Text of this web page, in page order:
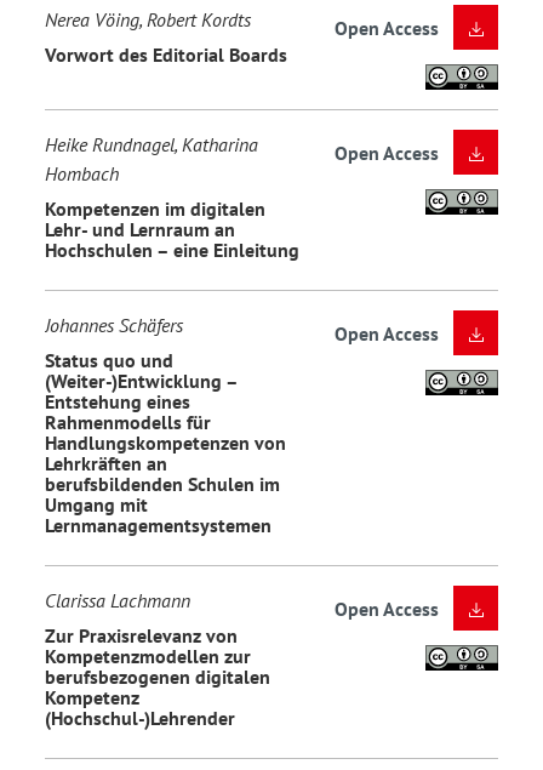
Nerea Vöing, Robert Kordts
Vorwort des Editorial Boards
Open Access
Heike Rundnagel, Katharina
Hombach
Kompetenzen im digitalen
Lehr- und Lernraum an
Hochschulen – eine Einleitung
Open Access
Johannes Schäfers
Status quo und
(Weiter-)Entwicklung –
Entstehung eines
Rahmenmodells für
Handlungskompetenzen von
Lehrkräften an
berufsbildenden Schulen im
Umgang mit
Lernmanagementsystemen
Open Access
Clarissa Lachmann
Zur Praxisrelevanz von
Kompetenzmodellen zur
berufsbezogenen digitalen
Kompetenz
(Hochschul-)Lehrender
Open Access